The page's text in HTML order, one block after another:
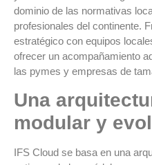
dominio de las normativas
profesionales del continente.
estratégico con equipos
ofrecer un acompañamiento
las pymes y empresas de
Una
modular y
IFS Cloud se basa en una